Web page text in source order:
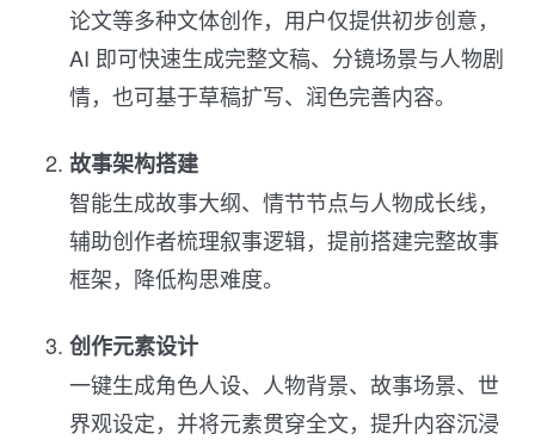
论文等多种文体创作，用户仅提供初步创意，
AI 即可快速生成完整文稿、分镜场景与人物剧
情，也可基于草稿扩写、润色完善内容。
故事架构搭建
智能生成故事大纲、情节节点与人物成长线，
辅助创作者梳理叙事逻辑，提前搭建完整故事
框架，降低构思难度。
创作元素设计
一键生成角色人设、人物背景、故事场景、世
界观设定，并将元素贯穿全文，提升内容沉浸